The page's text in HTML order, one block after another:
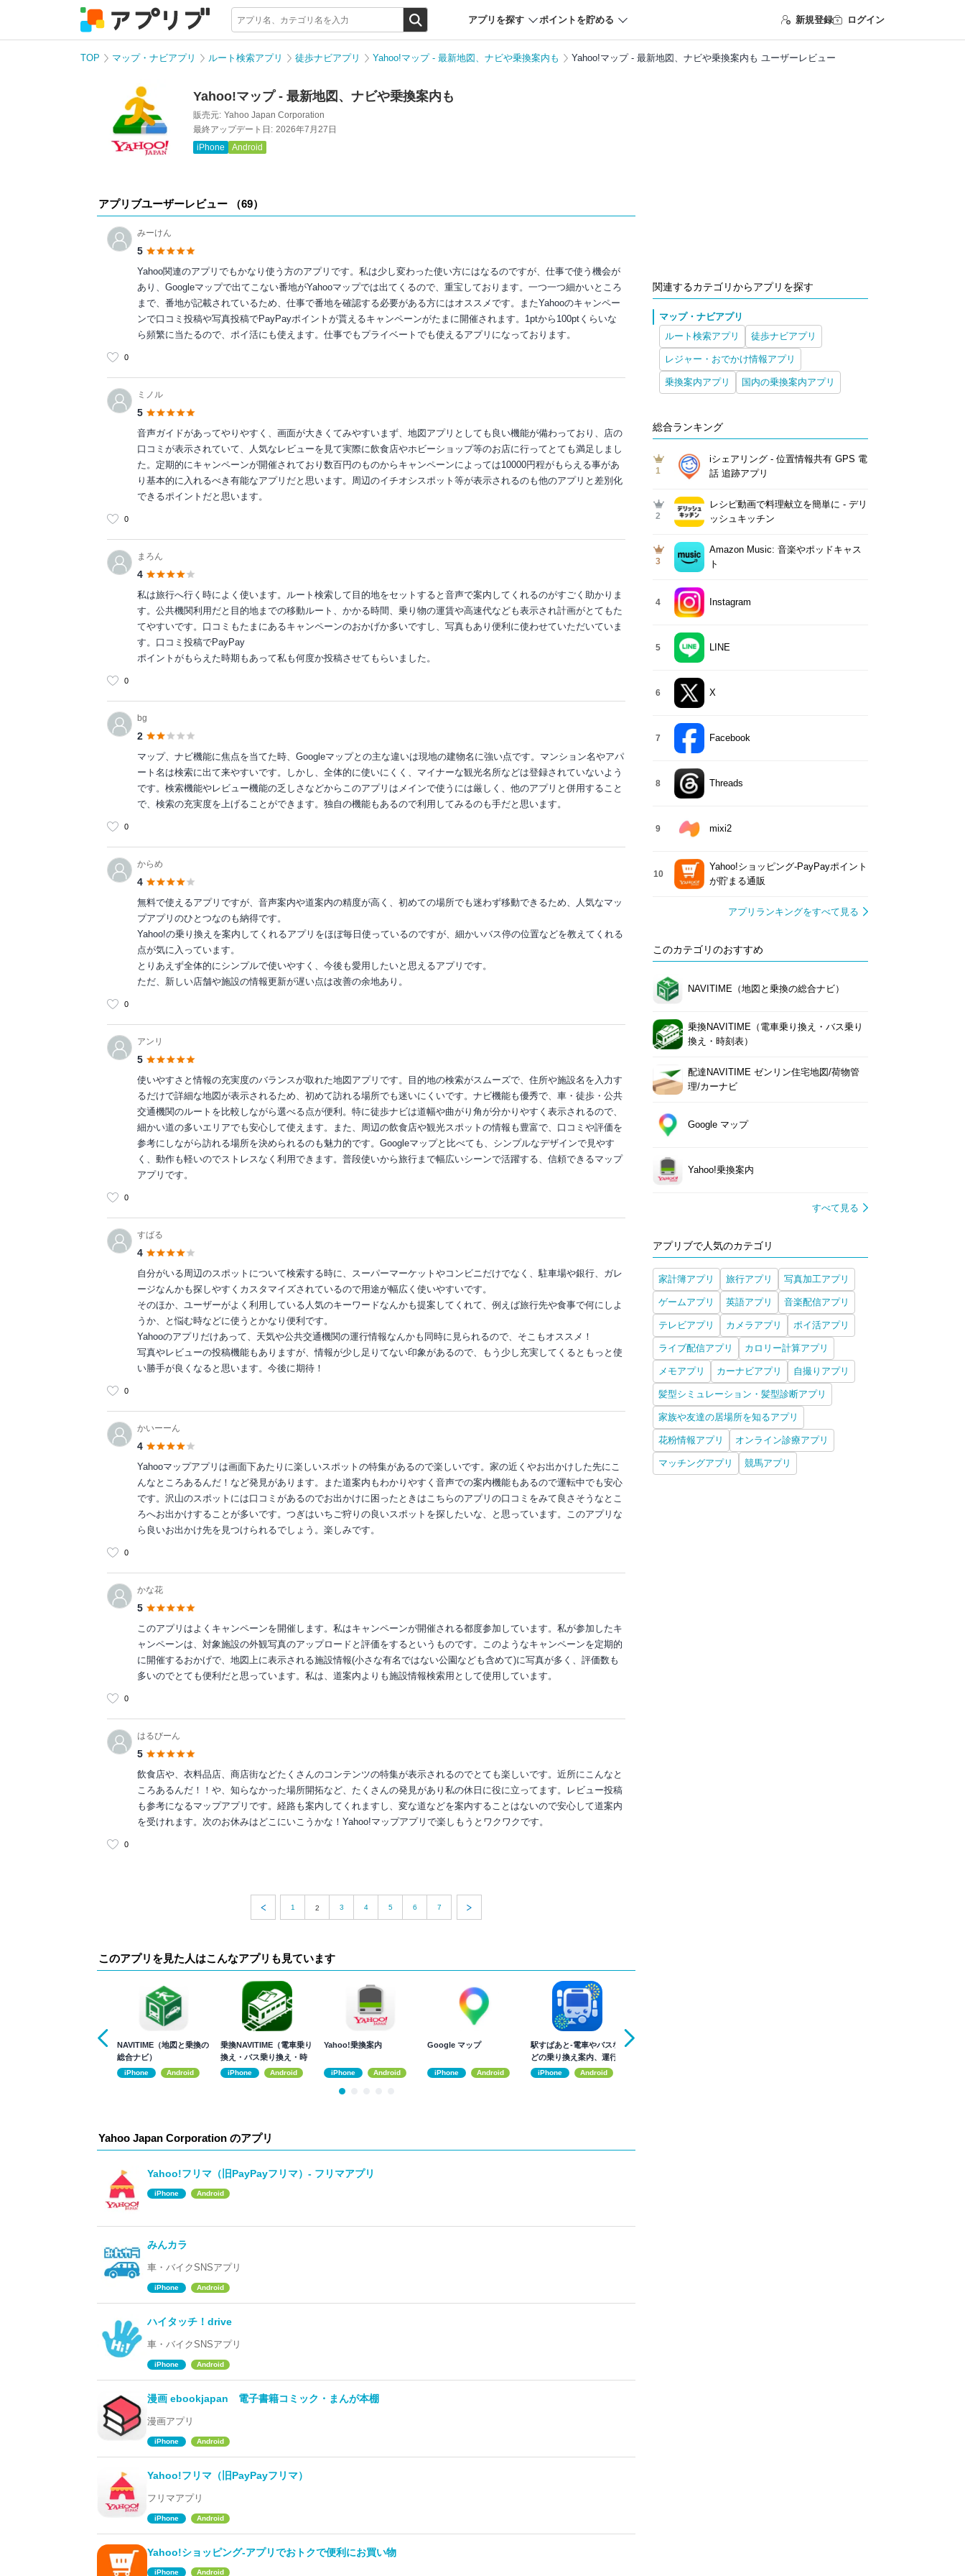
アプリを探す ポイントを貯める 新規登録 ログイン
TOP マップ・ナビアプリ ルート検索アプリ 徒歩ナビアプリ Yahoo!マップ - 最新地図、ナビや乗換案内も Yahoo!マップ - 最新地図、ナビや乗換案内も ユーザーレビュー
Yahoo!マップ - 最新地図、ナビや乗換案内も
販売元: Yahoo Japan Corporation
最終アップデート日: 2026年7月27日
iPhone
Android
アプリブユーザーレビュー （69）
みーけん
5
Yahoo関連のアプリでもかなり使う方のアプリです。私は少し変わった使い方にはなるのですが、仕事で使う機会が
あり、Googleマップで出てこない番地がYahooマップでは出てくるので、重宝しております。一つ一つ細かいところ
まで、番地が記載されているため、仕事で番地を確認する必要がある方にはオススメです。またYahooのキャンペー
ンで口コミ投稿や写真投稿でPayPayポイントが貰えるキャンペーンがたまに開催されます。1ptから100ptくらいな
ら頻繁に当たるので、ポイ活にも使えます。仕事でもプライベートでも使えるアプリになっております。
0
ミノル
5
音声ガイドがあってやりやすく、画面が大きくてみやすいまず、地図アプリとしても良い機能が備わっており、店の
口コミが表示されていて、人気なレビューを見て実際に飲食店やホビーショップ等のお店に行ってとても満足しまし
た。定期的にキャンペーンが開催されており数百円のものからキャンペーンによっては10000円程がもらえる事があ
り基本的に入れるべき有能なアプリだと思います。周辺のイチオシスポット等が表示されるのも他のアプリと差別化
できるポイントだと思います。
0
まろん
4
私は旅行へ行く時によく使います。ルート検索して目的地をセットすると音声で案内してくれるのがすごく助かりま
す。公共機関利用だと目的地までの移動ルート、かかる時間、乗り物の運賃や高速代なども表示され計画がとてもた
てやすいです。口コミもたまにあるキャンペーンのおかげか多いですし、写真もあり便利に使わせていただいていま
す。口コミ投稿でPayPay
ポイントがもらえた時期もあって私も何度か投稿させてもらいました。
0
bg
2
マップ、ナビ機能に焦点を当てた時、Googleマップとの主な違いは現地の建物名に強い点です。マンション名やアパ
ート名は検索に出て来やすいです。しかし、全体的に使いにくく、マイナーな観光名所などは登録されていないよう
です。検索機能やレビュー機能の乏しさなどからこのアプリはメインで使うには厳しく、他のアプリと併用すること
で、検索の充実度を上げることができます。独自の機能もあるので利用してみるのも手だと思います。
0
からめ
4
無料で使えるアプリですが、音声案内や道案内の精度が高く、初めての場所でも迷わず移動できるため、人気なマッ
プアプリのひとつなのも納得です。
Yahoo!の乗り換えを案内してくれるアプリをほぼ毎日使っているのですが、細かいバス停の位置などを教えてくれる
点が気に入っています。
とりあえず全体的にシンプルで使いやすく、今後も愛用したいと思えるアプリです。
ただ、新しい店舗や施設の情報更新が遅い点は改善の余地あり。
0
アンリ
5
使いやすさと情報の充実度のバランスが取れた地図アプリです。目的地の検索がスムーズで、住所や施設名を入力す
るだけで詳細な地図が表示されるため、初めて訪れる場所でも迷いにくいです。ナビ機能も優秀で、車・徒歩・公共
交通機関のルートを比較しながら選べる点が便利。特に徒歩ナビは道幅や曲がり角が分かりやすく表示されるので、
細かい道の多いエリアでも安心して使えます。また、周辺の飲食店や観光スポットの情報も豊富で、口コミや評価を
参考にしながら訪れる場所を決められるのも魅力的です。Googleマップと比べても、シンプルなデザインで見やす
く、動作も軽いのでストレスなく利用できます。普段使いから旅行まで幅広いシーンで活躍する、信頼できるマップ
アプリです。
0
すばる
4
自分がいる周辺のスポットについて検索する時に、スーパーマーケットやコンビニだけでなく、駐車場や銀行、ガレ
ージなんかも探しやすくカスタマイズされているので用途が幅広く使いやすいです。
そのほか、ユーザーがよく利用している人気のキーワードなんかも提案してくれて、例えば旅行先や食事で何にしよ
うか、と悩む時などに使うとかなり便利です。
Yahooのアプリだけあって、天気や公共交通機関の運行情報なんかも同時に見られるので、そこもオススメ！
写真やレビューの投稿機能もありますが、情報が少し足りてない印象があるので、もう少し充実してくるともっと使
い勝手が良くなると思います。今後に期待！
0
かいーーん
4
Yahooマップアプリは画面下あたりに楽しいスポットの特集があるので楽しいです。家の近くやお出かけした先にこ
んなところあるんだ！など発見があります。また道案内もわかりやすく音声での案内機能もあるので運転中でも安心
です。沢山のスポットには口コミがあるのでお出かけに困ったときはこちらのアプリの口コミをみて良さそうなとこ
ろへお出かけすることが多いです。つぎはいちご狩りの良いスポットを探したいな、と思っています。このアプリな
ら良いお出かけ先を見つけられるでしょう。楽しみです。
0
かな花
5
このアプリはよくキャンペーンを開催します。私はキャンペーンが開催される都度参加しています。私が参加したキ
ャンペーンは、対象施設の外観写真のアップロードと評価をするというものです。このようなキャンペーンを定期的
に開催するおかげで、地図上に表示される施設情報(小さな有名ではない公園なども含めて)に写真が多く、評価数も
多いのでとても便利だと思っています。私は、道案内よりも施設情報検索用として使用しています。
0
はるびーん
5
飲食店や、衣料品店、商店街などたくさんのコンテンツの特集が表示されるのでとても楽しいです。近所にこんなと
ころあるんだ！！や、知らなかった場所開拓など、たくさんの発見があり私の休日に役に立ってます。レビュー投稿
も参考になるマップアプリです。経路も案内してくれますし、変な道などを案内することはないので安心して道案内
を受けれます。次のお休みはどこにいこうかな！Yahoo!マップアプリで楽しもうとワクワクです。
0
1 2 3 4 5 6 7
このアプリを見た人はこんなアプリも見ています
NAVITIME（地図と乗換の
総合ナビ）
iPhone Android
乗換NAVITIME（電車乗り
換え・バス乗り換え・時
刻表）
iPhone Android
Yahoo!乗換案内
iPhone Android
Google マップ
iPhone Android
駅すぱあと-電車やバスな
どの乗り換え案内、運行
情報、時刻表も
iPhone Android
Yahoo Japan Corporation のアプリ
Yahoo!フリマ（旧PayPayフリマ）- フリマアプリ
iPhone Android
みんカラ
車・バイクSNSアプリ
iPhone Android
ハイタッチ！drive
車・バイクSNSアプリ
iPhone Android
漫画 ebookjapan 電子書籍コミック・まんが本棚
漫画アプリ
iPhone Android
Yahoo!フリマ（旧PayPayフリマ）
フリマアプリ
iPhone Android
Yahoo!ショッピング-アプリでおトクで便利にお買い物
iPhone Android
関連するカテゴリからアプリを探す
マップ・ナビアプリ
ルート検索アプリ
徒歩ナビアプリ
レジャー・おでかけ情報アプリ
乗換案内アプリ 国内の乗換案内アプリ
総合ランキング
1
iシェアリング - 位置情報共有 GPS 電
話 追跡アプリ
2
レシピ動画で料理献立を簡単‪に - デリ
ッシュキッチン
3
Amazon Music: 音楽やポッドキャス
ト
4 Instagram
5 LINE
6 X
7 Facebook
8 Threads
9 mixi2
10
Yahoo!ショッピング-PayPayポイント
が貯まる通販
アプリランキングをすべて見る
このカテゴリのおすすめ
NAVITIME（地図と乗換の総合ナビ）
乗換NAVITIME（電車乗り換え・バス乗り
換え・時刻表）
配達NAVITIME ゼンリン住宅地図/荷物管
理/カーナビ
Google マップ
Yahoo!乗換案内
すべて見る
アプリブで人気のカテゴリ
家計簿アプリ 旅行アプリ 写真加工アプリ
ゲームアプリ 英語アプリ 音楽配信アプリ
テレビアプリ カメラアプリ ポイ活アプリ
ライブ配信アプリ カロリー計算アプリ
メモアプリ カーナビアプリ 自撮りアプリ
髪型シミュレーション・髪型診断アプリ
家族や友達の居場所を知るアプリ
花粉情報アプリ オンライン診療アプリ
マッチングアプリ 競馬アプリ